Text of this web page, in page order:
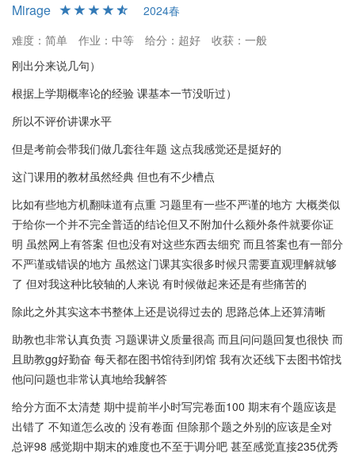
Mirage
2024春
难度：简单
作业：中等 给分：超好
收获：一般
刚出分来说几句）
根据上学期概率论的经验 课基本一节没听过）
所以不评价讲课水平
但是考前会带我们做几套往年题 这点我感觉还是挺好的
这门课用的教材虽然经典 但也有不少槽点
比如有些地方机翻味道有点重 习题里有一些不严谨的地方 大概类似
于给你一个并不完全普适的结论但又不附加什么额外条件就要你证
明 虽然网上有答案 但也没有对这些东西去细究 而且答案也有一部分
不严谨或错误的地方 虽然这门课其实很多时候只需要直观理解就够
了 但对我这种比较轴的人来说 有时候做起来还是有些痛苦的
除此之外其实这本书整体上还是说得过去的 思路总体上还算清晰
助教也非常认真负责 习题课讲义质量很高 而且问问题回复也很快 而
且助教gg好勤奋 每天都在图书馆待到闭馆 我有次还线下去图书馆找
他问问题也非常认真地给我解答
给分方面不太清楚 期中提前半小时写完卷面100 期末有个题应该是
出错了 不知道怎么改的 没有卷面 但除那个题之外别的应该是全对
总评98 感觉期中期末的难度也不至于调分吧 甚至感觉直接235优秀